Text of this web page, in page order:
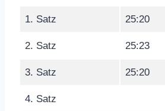
1. Satz 25:20
2. Satz 25:23
3. Satz 25:20
4. Satz